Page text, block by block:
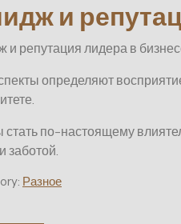
и
и репутация лидера в
определяют
стать по-настоящему
заботой.
Разное